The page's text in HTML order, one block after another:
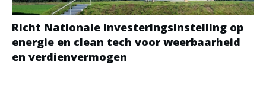
Richt Nationale Investeringsinstelling op
energie en clean tech voor weerbaarheid
en verdienvermogen